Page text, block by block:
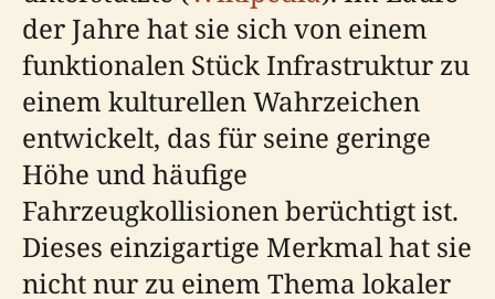
der Jahre hat sie sich von einem
funktionalen Stück Infrastruktur zu
einem kulturellen Wahrzeichen
entwickelt, das für seine geringe
Höhe und häufige
Fahrzeugkollisionen berüchtigt ist.
Dieses einzigartige Merkmal hat sie
nicht nur zu einem Thema lokaler